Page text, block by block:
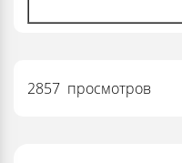
2857 просмотров